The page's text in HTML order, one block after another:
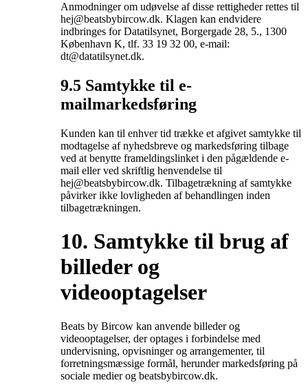
Anmodninger om udøvelse af disse rettigheder rettes til
hej@beatsbybircow.dk. Klagen kan endvidere
indbringes for Datatilsynet, Borgergade 28, 5., 1300
København K, tlf. 33 19 32 00, e-mail:
dt@datatilsynet.dk.
9.5 Samtykke til e-
mailmarkedsføring
Kunden kan til enhver tid trække et afgivet samtykke til
modtagelse af nyhedsbreve og markedsføring tilbage
ved at benytte frameldingslinket i den pågældende e-
mail eller ved skriftlig henvendelse til
hej@beatsbybircow.dk. Tilbagetrækning af samtykke
påvirker ikke lovligheden af behandlingen inden
tilbagetrækningen.
10. Samtykke til brug af
billeder og
videooptagelser
Beats by Bircow kan anvende billeder og
videooptagelser, der optages i forbindelse med
undervisning, opvisninger og arrangementer, til
forretningsmæssige formål, herunder markedsføring på
sociale medier og beatsbybircow.dk.